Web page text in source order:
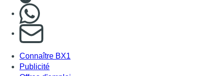
S'abonner à notre newsletter
Connaître BX1
Publicité